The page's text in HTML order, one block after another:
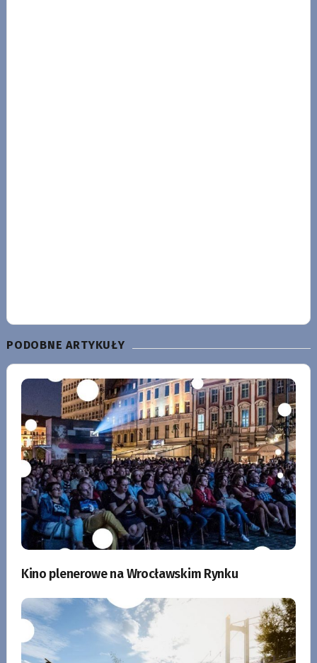
PODOBNE ARTYKUŁY
Kino plenerowe na Wrocławskim Rynku